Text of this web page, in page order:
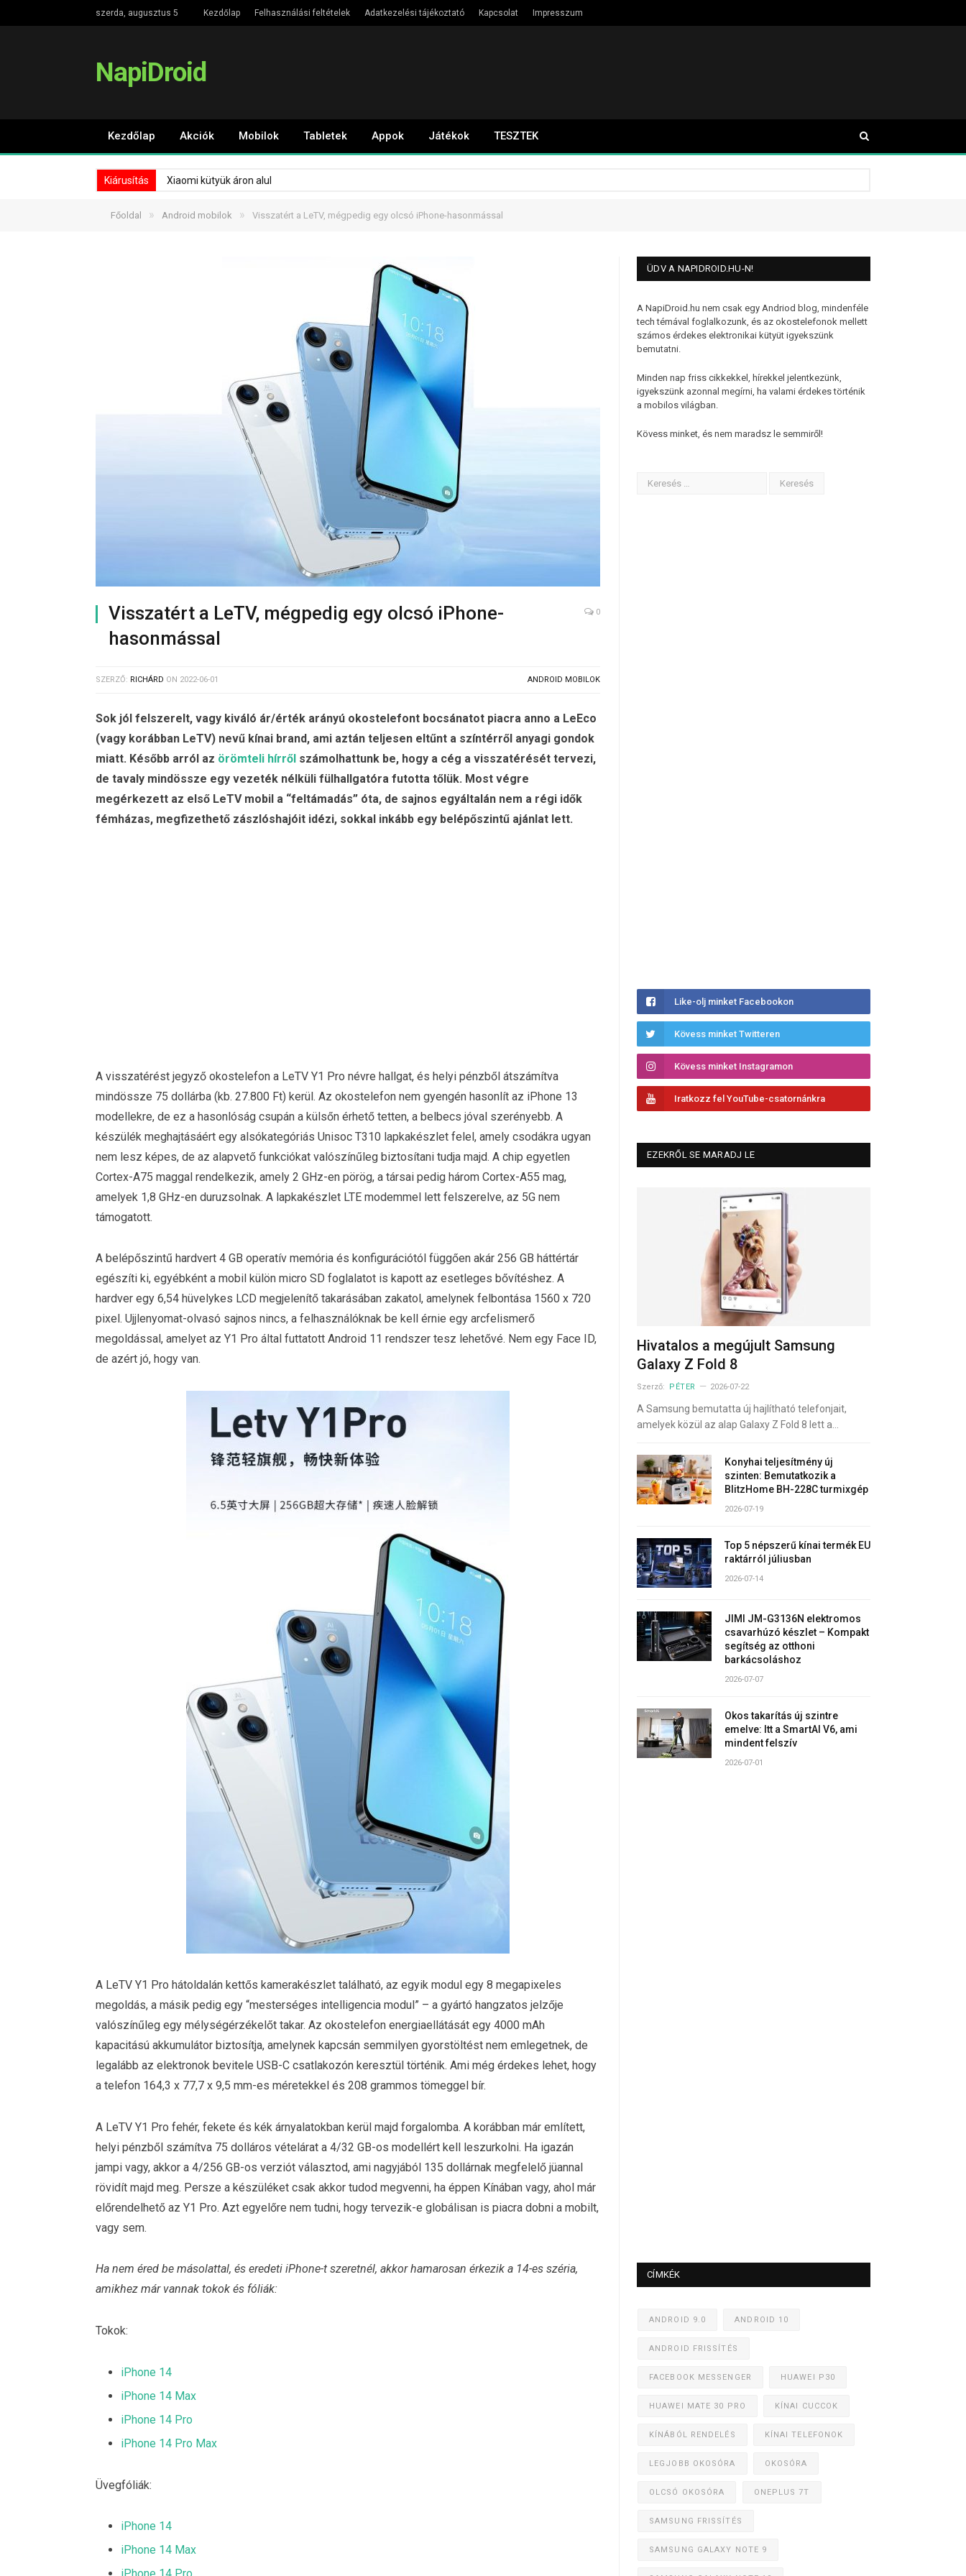
szerda, augusztus 5 Kezdőlap Felhasználási feltételek Adatkezelési tájékoztató Kapcsolat Impresszum
NapiDroid
Kezdőlap Akciók Mobilok Tabletek Appok Játékok TESZTEK
Kiárusítás Xiaomi kütyük áron alul
Főoldal » Android mobilok » Visszatért a LeTV, mégpedig egy olcsó iPhone-hasonmással
Visszatért a LeTV, mégpedig egy olcsó iPhone-
hasonmással
0
SZERZŐ: RICHÁRD ON 2022-06-01 ANDROID MOBILOK
Sok jól felszerelt, vagy kiváló ár/érték arányú okostelefont bocsánatot piacra anno a LeEco
(vagy korábban LeTV) nevű kínai brand, ami aztán teljesen eltűnt a színtérről anyagi gondok
miatt. Később arról az örömteli hírről számolhattunk be, hogy a cég a visszatérését tervezi,
de tavaly mindössze egy vezeték nélküli fülhallgatóra futotta tőlük. Most végre
megérkezett az első LeTV mobil a “feltámadás” óta, de sajnos egyáltalán nem a régi idők
fémházas, megfizethető zászlóshajóit idézi, sokkal inkább egy belépőszintű ajánlat lett.
A visszatérést jegyző okostelefon a LeTV Y1 Pro névre hallgat, és helyi pénzből átszámítva
mindössze 75 dollárba (kb. 27.800 Ft) kerül. Az okostelefon nem gyengén hasonlít az iPhone 13
modellekre, de ez a hasonlóság csupán a külsőn érhető tetten, a belbecs jóval szerényebb. A
készülék meghajtásáért egy alsókategóriás Unisoc T310 lapkakészlet felel, amely csodákra ugyan
nem lesz képes, de az alapvető funkciókat valószínűleg biztosítani tudja majd. A chip egyetlen
Cortex-A75 maggal rendelkezik, amely 2 GHz-en pörög, a társai pedig három Cortex-A55 mag,
amelyek 1,8 GHz-en duruzsolnak. A lapkakészlet LTE modemmel lett felszerelve, az 5G nem
támogatott.
A belépőszintű hardvert 4 GB operatív memória és konfigurációtól függően akár 256 GB háttértár
egészíti ki, egyébként a mobil külön micro SD foglalatot is kapott az esetleges bővítéshez. A
hardver egy 6,54 hüvelykes LCD megjelenítő takarásában zakatol, amelynek felbontása 1560 x 720
pixel. Ujjlenyomat-olvasó sajnos nincs, a felhasználóknak be kell érnie egy arcfelismerő
megoldással, amelyet az Y1 Pro által futtatott Android 11 rendszer tesz lehetővé. Nem egy Face ID,
de azért jó, hogy van.
A LeTV Y1 Pro hátoldalán kettős kamerakészlet található, az egyik modul egy 8 megapixeles
megoldás, a másik pedig egy “mesterséges intelligencia modul” – a gyártó hangzatos jelzője
valószínűleg egy mélységérzékelőt takar. Az okostelefon energiaellátását egy 4000 mAh
kapacitású akkumulátor biztosítja, amelynek kapcsán semmilyen gyorstöltést nem emlegetnek, de
legalább az elektronok bevitele USB-C csatlakozón keresztül történik. Ami még érdekes lehet, hogy
a telefon 164,3 x 77,7 x 9,5 mm-es méretekkel és 208 grammos tömeggel bír.
A LeTV Y1 Pro fehér, fekete és kék árnyalatokban kerül majd forgalomba. A korábban már említett,
helyi pénzből számítva 75 dolláros vételárat a 4/32 GB-os modellért kell leszurkolni. Ha igazán
jampi vagy, akkor a 4/256 GB-os verziót választod, ami nagyjából 135 dollárnak megfelelő jüannal
rövidít majd meg. Persze a készüléket csak akkor tudod megvenni, ha éppen Kínában vagy, ahol már
előrendelhető az Y1 Pro. Azt egyelőre nem tudni, hogy tervezik-e globálisan is piacra dobni a mobilt,
vagy sem.
Ha nem éred be másolattal, és eredeti iPhone-t szeretnél, akkor hamarosan érkezik a 14-es széria,
amikhez már vannak tokok és fóliák:
Tokok:
iPhone 14
iPhone 14 Max
iPhone 14 Pro
iPhone 14 Pro Max
Üvegfóliák:
iPhone 14
iPhone 14 Max
ÜDV A NAPIDROID.HU-N!
A NapiDroid.hu nem csak egy Andriod blog, mindenféle
tech témával foglalkozunk, és az okostelefonok mellett
számos érdekes elektronikai kütyüt igyekszünk
bemutatni.
Minden nap friss cikkekkel, hírekkel jelentkezünk,
igyekszünk azonnal megírni, ha valami érdekes történik
a mobilos világban.
Kövess minket, és nem maradsz le semmiről!
Like-olj minket Facebookon
Kövess minket Twitteren
Kövess minket Instagramon
Iratkozz fel YouTube-csatornánkra
EZEKRŐL SE MARADJ LE
Hivatalos a megújult Samsung
Galaxy Z Fold 8
Szerző: PÉTER 2026-07-22
A Samsung bemutatta új hajlítható telefonjait,
amelyek közül az alap Galaxy Z Fold 8 lett a…
Konyhai teljesítmény új
szinten: Bemutatkozik a
BlitzHome BH-228C turmixgép
2026-07-19
Top 5 népszerű kínai termék EU
raktárról júliusban
2026-07-14
JIMI JM-G3136N elektromos
csavarhúzó készlet – Kompakt
segítség az otthoni
barkácsoláshoz
2026-07-07
Okos takarítás új szintre
emelve: Itt a SmartAI V6, ami
mindent felszív
2026-07-01
CÍMKÉK
ANDROID 9.0 ANDROID 10
ANDROID FRISSÍTÉS
FACEBOOK MESSENGER HUAWEI P30
HUAWEI MATE 30 PRO KÍNAI CUCCOK
KÍNÁBÓL RENDELÉS KÍNAI TELEFONOK
LEGJOBB OKOSÓRA OKOSÓRA
OLCSÓ OKOSÓRA ONEPLUS 7T
SAMSUNG FRISSÍTÉS
SAMSUNG GALAXY NOTE 9